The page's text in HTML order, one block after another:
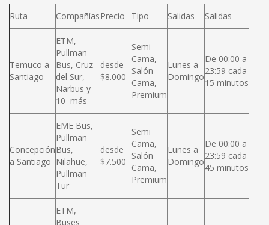
Ruta CompañíasPrecio Tipo Salidas Salidas
Temuco a
Santiago
ETM,
Pullman
Bus, Cruz
del Sur,
Narbus y
10 más
desde
$8.000
Semi
Cama,
Salón
Cama,
Premium
Lunes a
Domingo
De 00:00 a
23:59 cada
15 minutos
Concepción
a Santiago
EME Bus,
Pullman
Bus,
Nilahue,
Pullman
Tur
desde
$7.500
Semi
Cama,
Salón
Cama,
Premium
Lunes a
Domingo
De 00:00 a
23:59 cada
45 minutos
ETM,
Buses